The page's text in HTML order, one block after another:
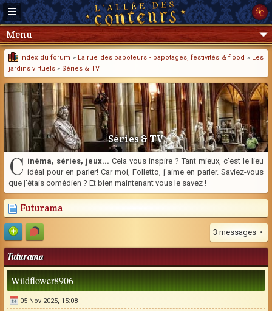
Menu
Index du forum » La rue des papoteurs - papotages, festivités & flood » Les
jardins virtuels » Séries & TV
Séries & TV
C inéma, séries, jeux... Cela vous inspire ? Tant mieux, c'est le lieu
idéal pour en parler! Car moi, Folletto, j'aime en parler. Saviez-vous
que j'étais comédien ? Et bien maintenant vous le savez !
Futurama
3 messages •
Futurama
Wildflower8906
05 Nov 2025, 15:08